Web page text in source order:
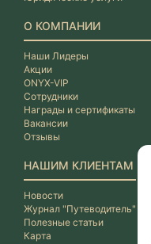
О КОМПАНИИ
Наши Лидеры
Акции
ONYX-VIP
Сотрудники
Награды и сертификаты
Вакансии
Отзывы
НАШИМ КЛИЕНТАМ
Новости
Журнал "Путеводитель"
Полезные статьи
Карта